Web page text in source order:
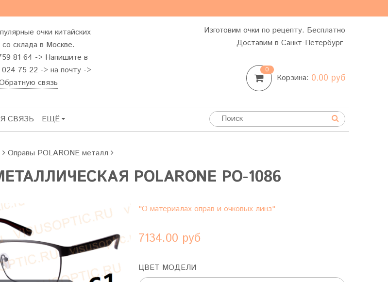
очки китайских
склада в Москве.
81 64 -> Напишите в
75 22 -> на почту ->
связь
Изготовим очки по рецепту. Бесплатно
Доставим в Санкт-Петербург
0
Корзина: 0.00 руб
СВЯЗЬ ЕЩЁ
Оправы POLARONE металл
POLARONE PO-1086
"О материалах оправ и очковых линз"
7134.00 руб
ЦВЕТ МОДЕЛИ